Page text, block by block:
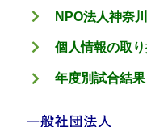
NPO法人神奈
個人情報の取
年度別試合結果